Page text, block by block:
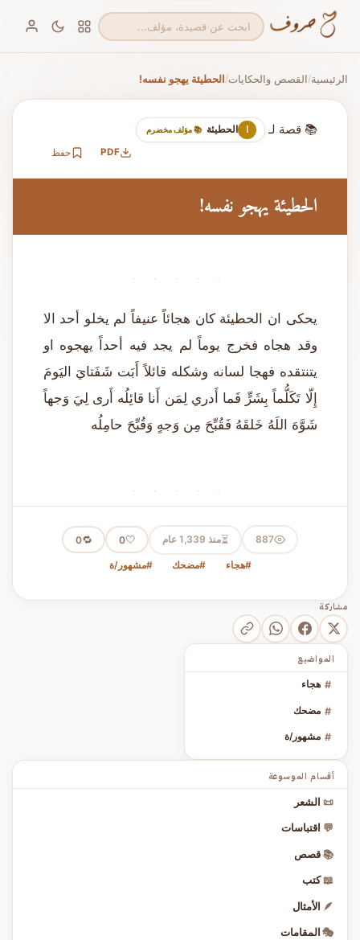
الرئيسية/القصص والحكايات/الحطيئة يهجو نفسه!
📚 قصة لـ ا الحطيئة 📚 مؤلف مخضرم
PDF حفظ
الحطيئة يهجو نفسه!
· · · · ·
يحكى ان الحطيئة كان هجائاً عنيفاً لم يخلو أحد الا
وقد هجاه فخرج يوماً لم يجد فيه أحداً يهجوه او
يتنتقده فهجا لسانه وشكله قائلاً أَبَت شَفَتايَ اليَومَ
إِلّا تَكَلُّماً بِشَرٍّ فَما أَدري لِمَن أَنا قائِلُه أَرى لِيَ وَجهاً
شَوَّهَ اللَهُ خَلقَهُ فَقُبِّحَ مِن وَجهٍ وَقُبِّحَ حامِلُه
· · · · ·
887
⏳منذ 1,339 عام 🤍
0
🔁
0
#هجاء #مضحك #مشهور/ة
مشاركة
المواضيع
# هجاء
# مضحك
# مشهور/ة
أقسام الموسوعة
📜 الشعر
💬 اقتباسات
📚 قصص
📖 كتب
🪶 الأمثال
🎭 المقامات